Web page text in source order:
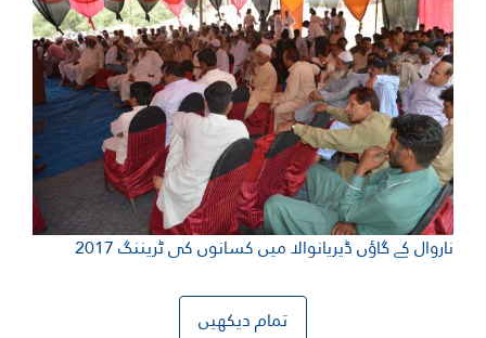
کے گاؤں ڈیریانوالا میں کسانوں کی ٹریننگ 2017
تمام دیکھیں